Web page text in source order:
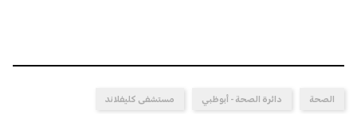
الصحة دائرة الصحة - أبوظبي مستشفى كليفلاند